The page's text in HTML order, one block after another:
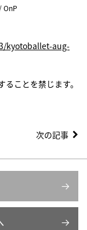
OnP
kyotoballet-aug-
ことを禁じます。
次の記事